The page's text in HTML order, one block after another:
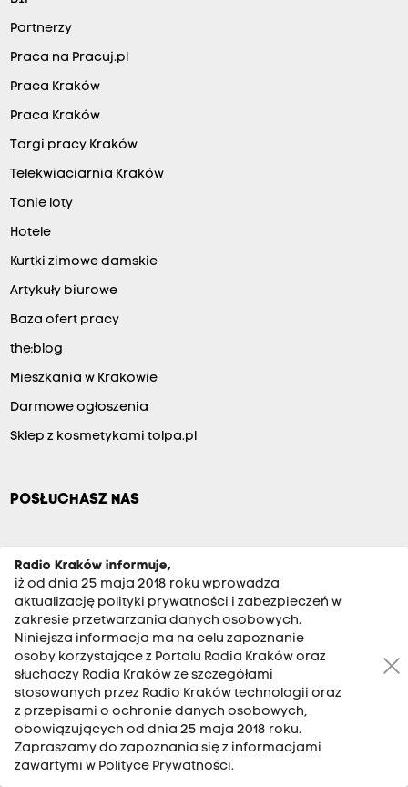
Partnerzy
Praca na Pracuj.pl
Praca Kraków
Praca Kraków
Targi pracy Kraków
Telekwiaciarnia Kraków
Tanie loty
Hotele
Kurtki zimowe damskie
Artykuły biurowe
Baza ofert pracy
the:blog
Mieszkania w Krakowie
Darmowe ogłoszenia
Sklep z kosmetykami tolpa.pl
POSŁUCHASZ NAS
Tarnów
Zakopane
Andrychów
Gorlice 97.4 MHz
Krynica-Zdrój
Rabka-Zdrój
Szczawnica
Radio Kraków informuje,
iż od dnia 25 maja 2018 roku wprowadza
aktualizację polityki prywatności i zabezpieczeń w
zakresie przetwarzania danych osobowych.
Niniejsza informacja ma na celu zapoznanie
osoby korzystające z Portalu Radia Kraków oraz
słuchaczy Radia Kraków ze szczegółami
stosowanych przez Radio Kraków technologii oraz
z przepisami o ochronie danych osobowych,
obowiązujących od dnia 25 maja 2018 roku.
Zapraszamy do zapoznania się z informacjami
zawartymi w Polityce Prywatności.